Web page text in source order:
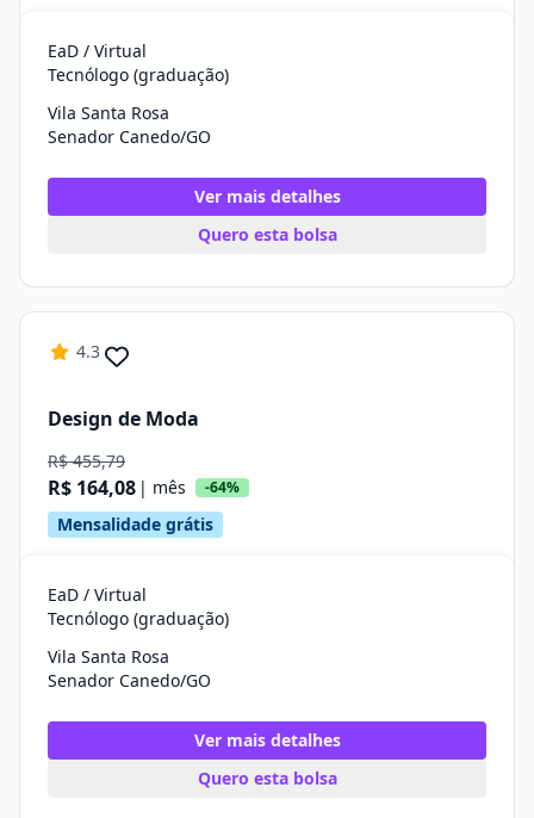
EaD / Virtual
Tecnólogo (graduação)
Vila Santa Rosa
Senador Canedo/GO
Ver mais detalhes
Quero esta bolsa
4.3
Design de Moda
R$ 455,79
R$ 164,08 | mês -64%
Mensalidade grátis
EaD / Virtual
Tecnólogo (graduação)
Vila Santa Rosa
Senador Canedo/GO
Ver mais detalhes
Quero esta bolsa